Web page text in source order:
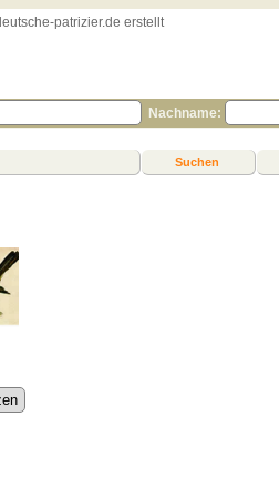
patrizier.de erstellt
Nachname:
Suchen